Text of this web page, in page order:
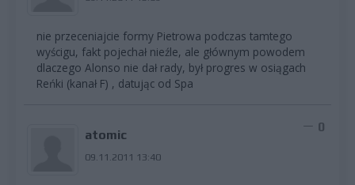
nie przeceniajcie formy Pietrowa podczas tamtego
wyścigu, fakt pojechał nieźle, ale głównym powodem
dlaczego Alonso nie dał rady, był progres w osiągach
Reńki (kanał F) , datując od Spa
atomic
09.11.2011 13:40
0